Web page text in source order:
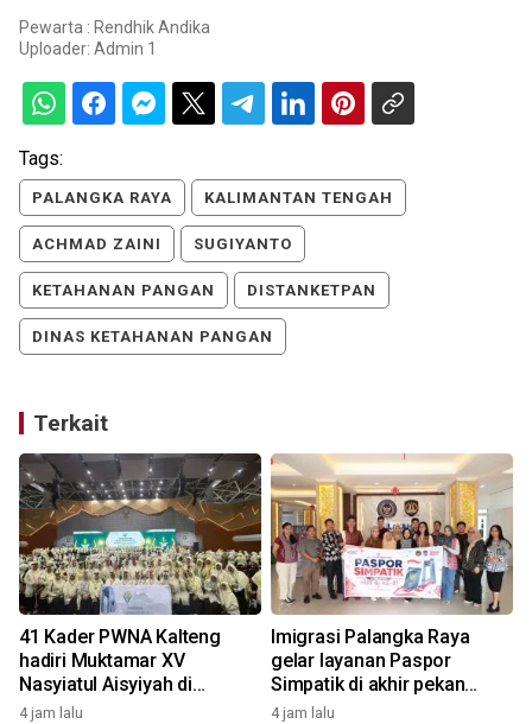
Pewarta : Rendhik Andika
Uploader: Admin 1
Tags:
PALANGKA RAYA KALIMANTAN TENGAH
ACHMAD ZAINI SUGIYANTO
KETAHANAN PANGAN DISTANKETPAN
DINAS KETAHANAN PANGAN
Terkait
41 Kader PWNA Kalteng
hadiri Muktamar XV
Nasyiatul Aisyiyah di
Surakarta
4 jam lalu
Imigrasi Palangka Raya
gelar layanan Paspor
Simpatik di akhir pekan
sambut HUT ke-81 RI
4 jam lalu